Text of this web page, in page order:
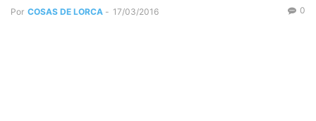
Por COSAS DE LORCA - 17/03/2016 0